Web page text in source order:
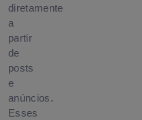
diretamente
a
partir
de
posts
e
anúncios.
Esses